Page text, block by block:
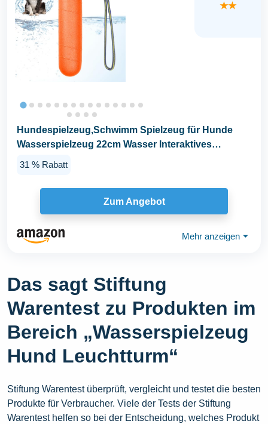
★★
Hundespielzeug,Schwimm Spielzeug für Hunde
Wasserspielzeug 22cm Wasser Interaktives
31 % Rabatt
Zum Angebot
Mehr anzeigen ⏷
Das sagt Stiftung
Warentest zu Produkten im
Bereich „Wasserspielzeug
Hund Leuchtturm“
Stiftung Warentest überprüft, vergleicht und testet die besten
Produkte für Verbraucher. Viele der Tests der Stiftung
Warentest helfen so bei der Entscheidung, welches Produkt